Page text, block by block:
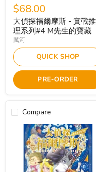
$68.00
大偵探福爾摩斯 - 實戰推
理系列#4 M先生的寶藏
厲河
QUICK SHOP
PRE-ORDER
Compare